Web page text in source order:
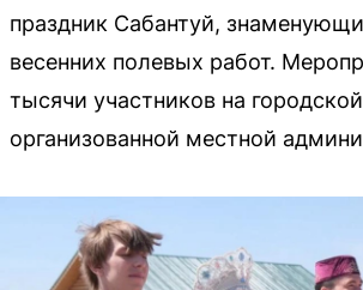
праздник Сабантуй,
весенних полевых работ.
тысячи участников на
организованной местной